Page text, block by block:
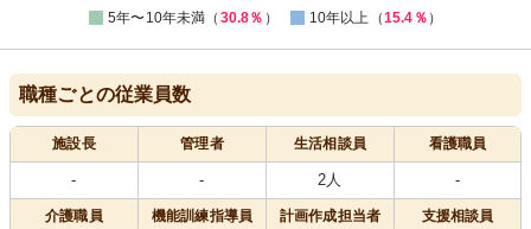
5年〜10年未満（ 30.8％ ） 10年以上（15.4％ ）
職種ごとの従業員数
施設長 管理者 生活相談員 看護職員
- - 2人 -
介護職員 機能訓練指導員 計画作成担当者 支援相談員